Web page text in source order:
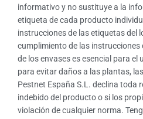
informativo y no sustituye a la
etiqueta de cada producto
instrucciones de las etiquetas del
cumplimiento de las
de los envases es esencial para
para evitar daños a las plantas,
Pestnet España S.L. declina toda
indebido del producto o si los
violación de cualquier norma.